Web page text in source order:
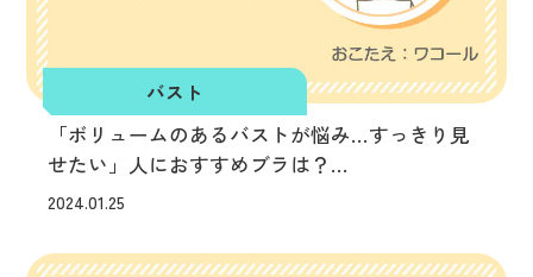
バスト
「ボリュームのあるバストが悩み…すっきり見
せたい」人におすすめブラは？
バストのお悩みすっきりQ&A
2024.01.25